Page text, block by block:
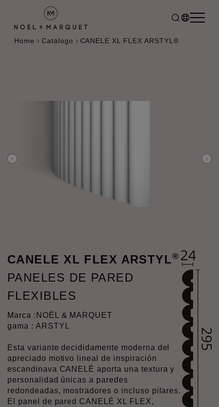
Home Catálogo CANELE XL FLEX ARSTYL®
CANELE XL FLEX ARSTYL®
PANELES DE PARED
FLEXIBLES
Marca : NOËL & MARQUET
gama : ARSTYL
Esta variante decididamente moderna del
apreciado motivo lineal de inspiración
escandinava CANELÉ aporta una textura y
personalidad únicas a paredes
redondeadas, mostradores o incluso pilares.
El panel de pared CANELÉ XL FLEX,